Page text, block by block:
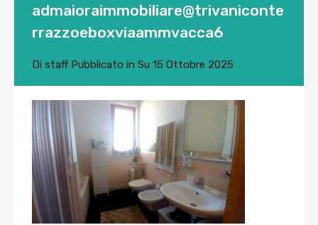
admaioraimmobiliare@trivaniconte
rrazzoeboxviaammvacca6
Di staffPubblicato in Su 15 Ottobre 2025